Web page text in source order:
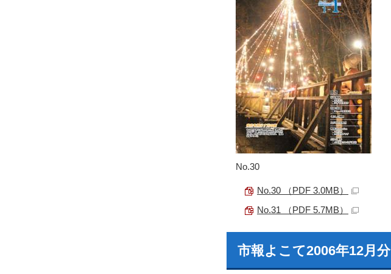
No.30
No.30 （PDF 3.0MB）
No.31 （PDF 5.7MB）
市報よこて2006年12月分